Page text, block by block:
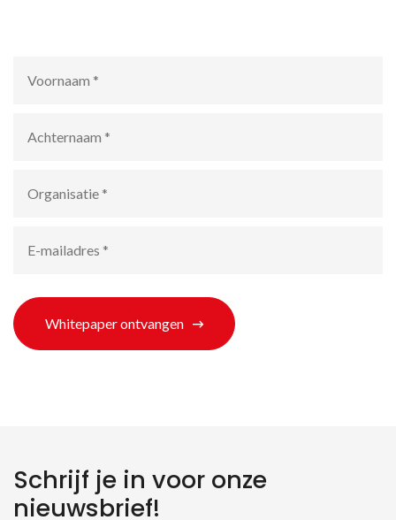
mailadres *
Whitepaper ontvangen
Schrijf je in voor onze
nieuwsbrief!